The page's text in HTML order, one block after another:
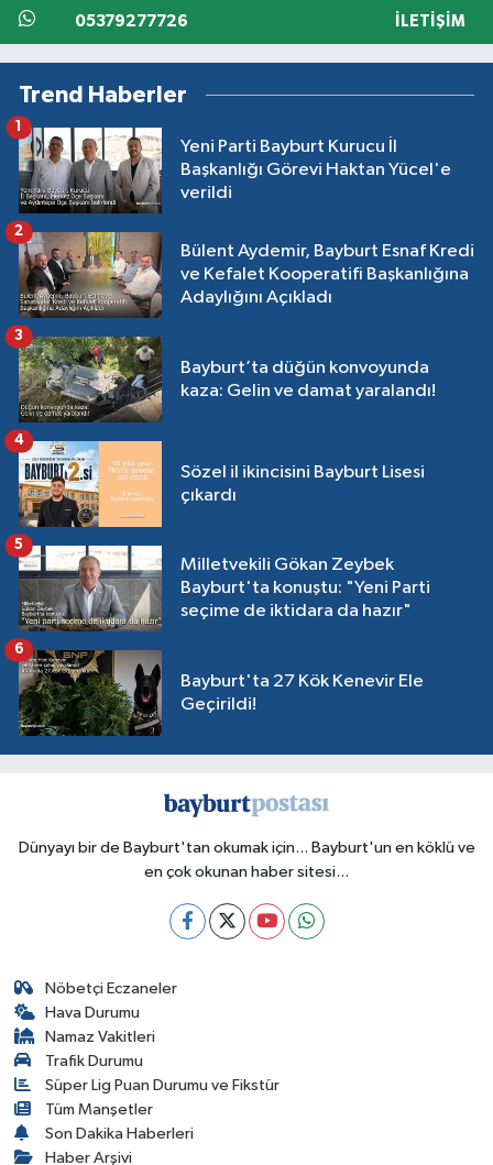
05379277726 İLETIŞIM
Trend Haberler
Yeni Parti Bayburt Kurucu İl
Başkanlığı Görevi Haktan Yücel'e
verildi
1
Bülent Aydemir, Bayburt Esnaf Kredi
ve Kefalet Kooperatifi Başkanlığına
Adaylığını Açıkladı
2
Bayburt’ta düğün konvoyunda
kaza: Gelin ve damat yaralandı!
3
Sözel il ikincisini Bayburt Lisesi
çıkardı
4
Milletvekili Gökan Zeybek
Bayburt'ta konuştu: "Yeni Parti
seçime de iktidara da hazır"
5
Bayburt'ta 27 Kök Kenevir Ele
Geçirildi!
6
Dünyayı bir de Bayburt'tan okumak için... Bayburt'un en köklü ve
en çok okunan haber sitesi...
Nöbetçi Eczaneler
Hava Durumu
Namaz Vakitleri
Trafik Durumu
Süper Lig Puan Durumu ve Fikstür
Tüm Manşetler
Son Dakika Haberleri
Haber Arşivi